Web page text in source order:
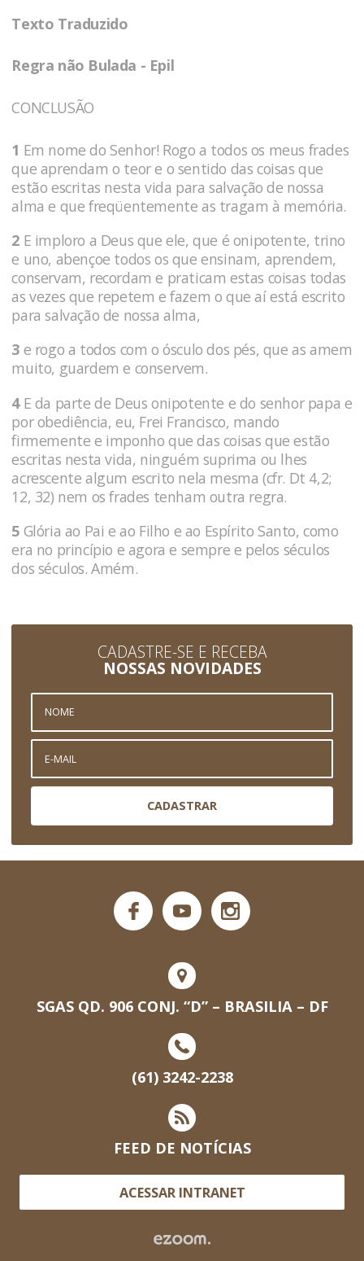
Texto Traduzido
Regra não Bulada - Epil
CONCLUSÃO
1 Em nome do Senhor! Rogo a todos os meus frades
que aprendam o teor e o sentido das coisas que
estão escritas nesta vida para salvação de nossa
alma e que freqüentemente as tragam à memória.
2 E imploro a Deus que ele, que é onipotente, trino
e uno, abençoe todos os que ensinam, aprendem,
conservam, recordam e praticam estas coisas todas
as vezes que repetem e fazem o que aí está escrito
para salvação de nossa alma,
3 e rogo a todos com o ósculo dos pés, que as amem
muito, guardem e conservem.
4E da parte de Deus onipotente e do senhor papa e
por obediência, eu, Frei Francisco, mando
firmemente e imponho que das coisas que estão
escritas nesta vida, ninguém suprima ou lhes
acrescente algum escrito nela mesma (cfr. Dt 4,2;
12, 32) nem os frades tenham outra regra.
5 Glória ao Pai e ao Filho e ao Espírito Santo, como
era no princípio e agora e sempre e pelos séculos
dos séculos. Amém.
CADASTRE-SE E RECEBA
NOSSAS NOVIDADES
CADASTRAR
SGAS QD. 906 CONJ. “D” – BRASILIA – DF
(61) 3242-2238
FEED DE NOTÍCIAS
ACESSAR INTRANET